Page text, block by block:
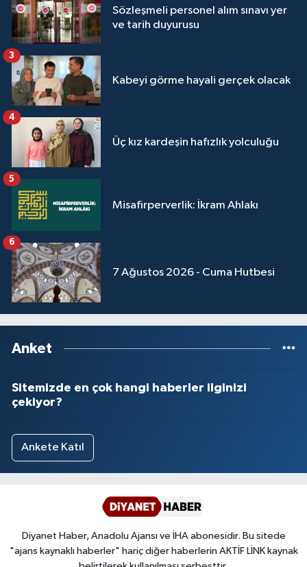
Sözleşmeli personel alım sınavı yer
ve tarih duyurusu
Kabeyi görme hayali gerçek olacak
3
Üç kız kardeşin hafızlık yolculuğu
4
Misafirperverlik: İkram Ahlakı
5
7 Ağustos 2026 - Cuma Hutbesi
6
Anket
Sitemizde en çok hangi haberler ilginizi
çekiyor?
Ankete Katıl
Diyanet Haber, Anadolu Ajansı ve İHA abonesidir. Bu sitede
"ajans kaynaklı haberler" hariç diğer haberlerin AKTİF LİNK kaynak
Şırnak Müftülüğü
Tekirdağ Müftülüğü
Tokat Müftülüğü
Trabzon Müftülüğü
Tunceli Müftülüğü
Uşak Müftülüğü
Yalova Müftülüğü
Zonguldak Müftülüğü